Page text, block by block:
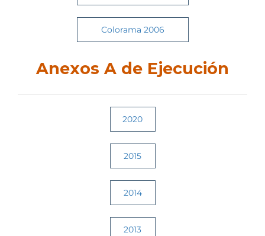
Colorama 2006
Anexos A de Ejecución
2020
2015
2014
2013